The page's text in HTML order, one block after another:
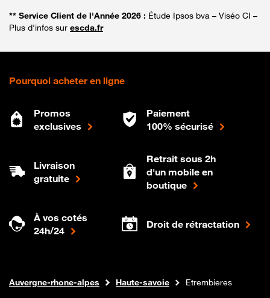
** Service Client de l'Année 2026 : Étude Ipsos bva – Viséo CI –
Plus d'infos sur escda.fr
Pourquoi acheter en ligne
Promos
exclusives
Paiement
100% sécurisé
Livraison
gratuite
Retrait sous 2h
d'un mobile en
boutique
À vos cotés
24h/24
Droit de rétractation
Boutique Orange
Internet fibre
Auvergne-rhone-alpes Haute-savoie Etrembieres